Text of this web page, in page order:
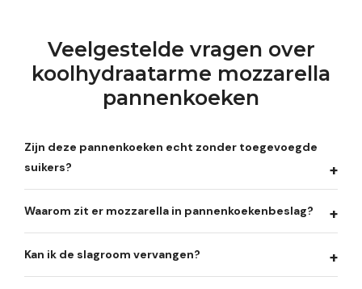
Veelgestelde vragen over
koolhydraatarme mozzarella
pannenkoeken
Zijn deze pannenkoeken echt zonder toegevoegde
suikers?
Waarom zit er mozzarella in pannenkoekenbeslag?
Kan ik de slagroom vervangen?